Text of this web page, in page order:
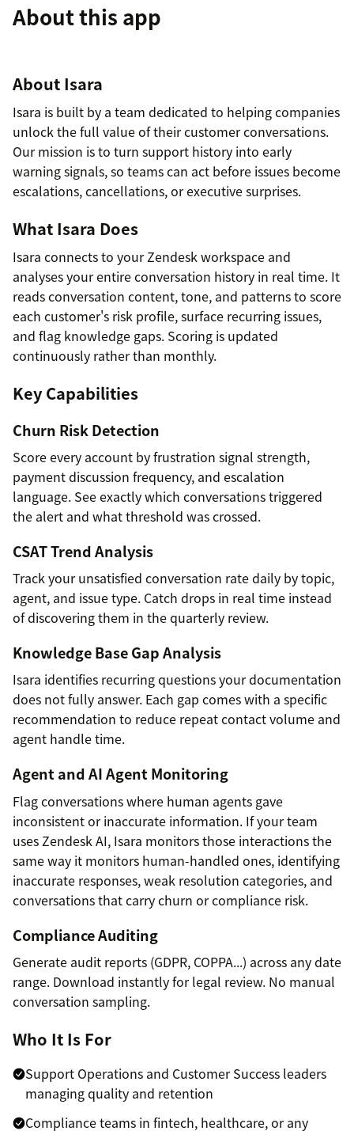
About this app
About Isara
Isara is built by a team dedicated to helping companies
unlock the full value of their customer conversations.
Our mission is to turn support history into early
warning signals, so teams can act before issues become
escalations, cancellations, or executive surprises.
What Isara Does
Isara connects to your Zendesk workspace and
analyses your entire conversation history in real time. It
reads conversation content, tone, and patterns to score
each customer's risk profile, surface recurring issues,
and flag knowledge gaps. Scoring is updated
continuously rather than monthly.
Key Capabilities
Churn Risk Detection
Score every account by frustration signal strength,
payment discussion frequency, and escalation
language. See exactly which conversations triggered
the alert and what threshold was crossed.
CSAT Trend Analysis
Track your unsatisfied conversation rate daily by topic,
agent, and issue type. Catch drops in real time instead
of discovering them in the quarterly review.
Knowledge Base Gap Analysis
Isara identifies recurring questions your documentation
does not fully answer. Each gap comes with a specific
recommendation to reduce repeat contact volume and
agent handle time.
Agent and AI Agent Monitoring
Flag conversations where human agents gave
inconsistent or inaccurate information. If your team
uses Zendesk AI, Isara monitors those interactions the
same way it monitors human-handled ones, identifying
inaccurate responses, weak resolution categories, and
conversations that carry churn or compliance risk.
Compliance Auditing
Generate audit reports (GDPR, COPPA...) across any date
range. Download instantly for legal review. No manual
conversation sampling.
Who It Is For
Support Operations and Customer Success leaders
managing quality and retention
Compliance teams in fintech, healthcare, or any